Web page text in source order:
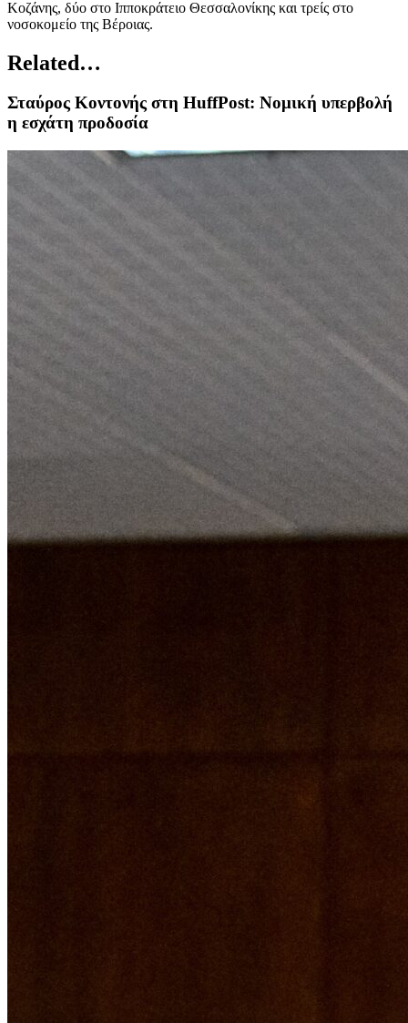
Κοζάνης, δύο στο Ιπποκράτειο Θεσσαλονίκης και τρείς στο
νοσοκομείο της Βέροιας.
Related…
Σταύρος Κοντονής στη HuffPost: Νομική υπερβολή
η εσχάτη προδοσία